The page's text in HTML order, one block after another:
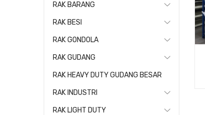
RAK BARANG
RAK BESI
RAK GONDOLA
RAK GUDANG
RAK HEAVY DUTY GUDANG BESAR
RAK INDUSTRI
RAK LIGHT DUTY